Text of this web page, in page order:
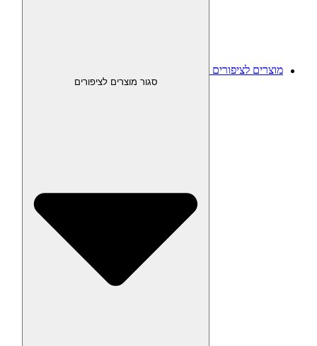
מוצרים לציפורים
סגור מוצרים לציפורים